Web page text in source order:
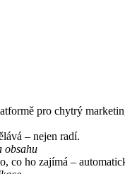
pro chytrý
– nejen radí.
obsahu
co ho zajímá –